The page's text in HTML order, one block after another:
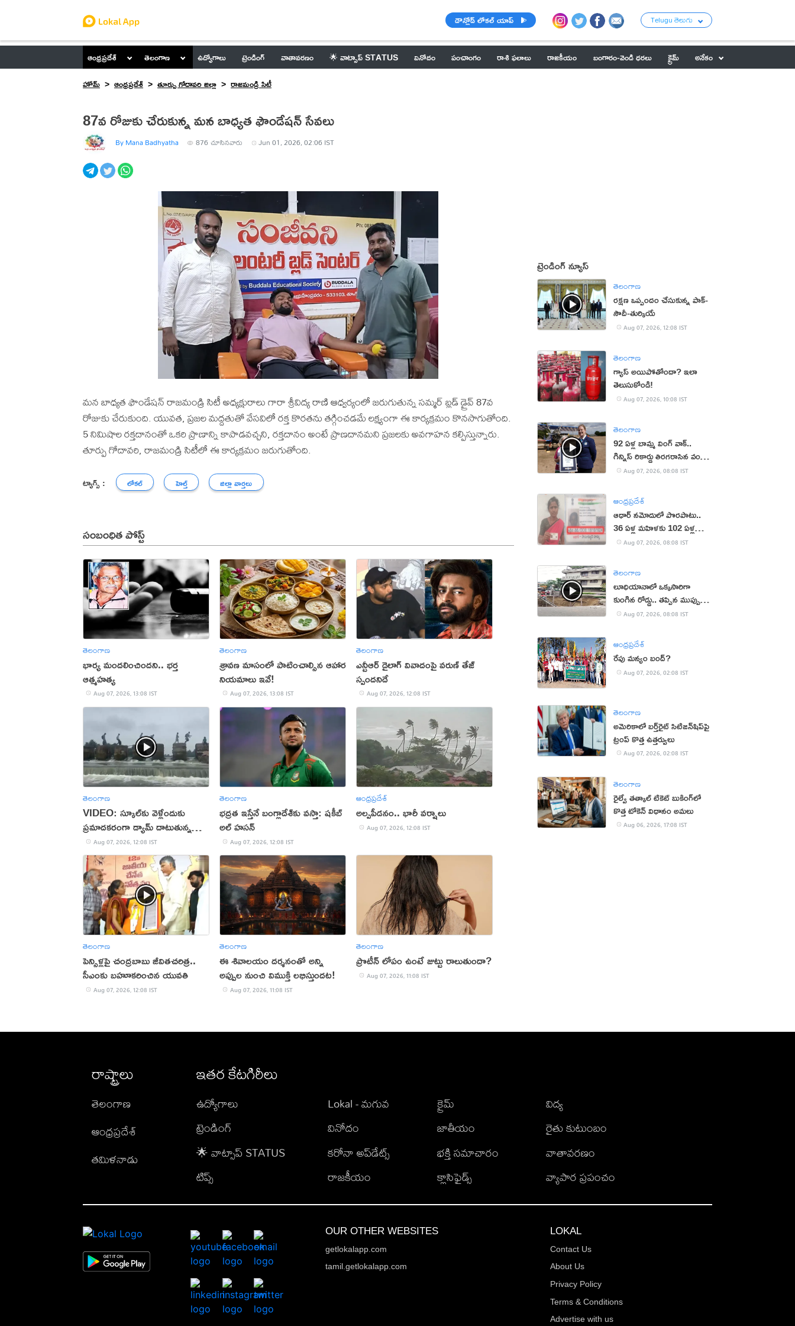
డౌన్లోడ్ లోకల్ యాప్ Telugu తెలుగు
ఆంధ్రప్రదేశ్ తెలంగాణ ఉద్యోగాలు ట్రెండింగ్ వాతావరణం 🌟 వాట్సాప్ STATUS వినోదం పంచాంగం రాశి ఫలాలు రాజకీయం బంగారం-వెండి ధరలు క్రైమ్
అనేకం
హోమ్
ఆంధ్రప్రదేశ్ తూర్పు గోదావరి జిల్లా రాజమండ్రి సిటీ
87వ రోజుకు చేరుకున్న మన బాధ్యత ఫౌండేషన్ సేవలు
By Mana Badhyatha 876 చూసినవారు Jun 01, 2026, 02:06 IST
మన బాధ్యత ఫౌండేషన్ రాజమండ్రి సిటీ అధ్యక్షురాలు గారా శ్రీవిద్య రాణి ఆధ్వర్యంలో జరుగుతున్న సమ్మర్ బ్లడ్ డ్రైవ్ 87వ
రోజుకు చేరుకుంది. యువత, ప్రజల మద్దతుతో వేసవిలో రక్త కొరతను తగ్గించడమే లక్ష్యంగా ఈ కార్యక్రమం కొనసాగుతోంది.
5 నిమిషాల రక్తదానంతో ఒకరి ప్రాణాన్ని కాపాడవచ్చని, రక్తదానం అంటే ప్రాణదానమని ప్రజలకు అవగాహన కల్పిస్తున్నారు.
తూర్పు గోదావరి, రాజమండ్రి సిటీలో ఈ కార్యక్రమం జరుగుతోంది.
ట్యాగ్స్ : లోకల్ హెల్త్ జిల్లా వార్తలు
సంబంధిత పోస్ట్
తెలంగాణ
భార్య మందలించిందని.. భర్త
ఆత్మహత్య
Aug 07, 2026, 13:08 IST
తెలంగాణ
శ్రావణ మాసంలో పాటించాల్సిన ఆహార
నియమాలు ఇవే!
Aug 07, 2026, 13:08 IST
తెలంగాణ
ఎన్టీఆర్ డైలాగ్ వివాదంపై వరుణ్ తేజ్
స్పందనిదే
Aug 07, 2026, 12:08 IST
తెలంగాణ
VIDEO: స్కూల్‌కు వెళ్లేందుకు
ప్రమాదకరంగా డ్యామ్‌ దాటుతున్న
విద్యార్థులు
Aug 07, 2026, 12:08 IST
తెలంగాణ
భద్రత ఇస్తేనే బంగ్లాదేశ్‌కు వస్తా: షకీబ్
అల్ హసన్
Aug 07, 2026, 12:08 IST
ఆంధ్రప్రదేశ్
అల్పపీడనం.. భారీ వర్షాలు
Aug 07, 2026, 12:08 IST
తెలంగాణ
పెన్సిళ్లపై చంద్రబాబు జీవితచరిత్ర..
సీఎంకు బహూకరించిన యువతి
Aug 07, 2026, 12:08 IST
తెలంగాణ
ఈ శివాలయం దర్శనంతో అన్ని
అప్పుల నుంచి విముక్తి లభిస్తుందట!
Aug 07, 2026, 11:08 IST
తెలంగాణ
ప్రొటీన్ లోపం ఉంటే జుట్టు రాలుతుందా?
Aug 07, 2026, 11:08 IST
ట్రెండింగ్ న్యూస్
తెలంగాణ
రక్షణ ఒప్పందం చేసుకున్న పాక్‌-
సౌదీ-తుర్కియే
Aug 07, 2026, 12:08 IST
తెలంగాణ
గ్యాస్ అయిపోతోందా? ఇలా
తెలుసుకోండి!
Aug 07, 2026, 10:08 IST
తెలంగాణ
92 ఏళ్ల బామ్మ వింగ్ వాక్..
గిన్నిస్ రికార్డు తిరగరాసిన వండర్
ఉమెన్Aug 07, 2026, 08:08 IST
ఆంధ్రప్రదేశ్
ఆధార్‌ నమోదులో పొరపాటు..
36 ఏళ్ల మహిళకు 102 ఏళ్ల
వయసు!
Aug 07, 2026, 08:08 IST
తెలంగాణ
లూధియానాలో ఒక్కసారిగా
కుంగిన రోడ్డు.. తప్పిన ముప్పు
(వీడియో)
Aug 07, 2026, 08:08 IST
ఆంధ్రప్రదేశ్
రేపు మన్యం బంద్‌?
Aug 07, 2026, 02:08 IST
తెలంగాణ
అమెరికాలో బర్త్‌రైట్ సిటిజన్‌షిప్‌పై
ట్రంప్ కొత్త ఉత్తర్వులు
Aug 07, 2026, 02:08 IST
తెలంగాణ
రైల్వే తత్కాల్ టికెట్ బుకింగ్‌లో
కొత్త టోకెన్ విధానం అమలు
Aug 06, 2026, 17:08 IST
రాష్ట్రాలు
తెలంగాణ
ఆంధ్రప్రదేశ్
తమిళనాడు
ఇతర కేటగిరీలు
ఉద్యోగాలు
ట్రెండింగ్
🌟 వాట్సాప్ STATUS
టిప్స్
Lokal - మగువ
వినోదం
కరోనా అప్‌డేట్స్
రాజకీయం
క్రైమ్
జాతీయం
భక్తి సమాచారం
క్లాసిఫైడ్స్
విద్య
రైతు కుటుంబం
వాతావరణం
వ్యాపార ప్రపంచం
OUR OTHER WEBSITES
getlokalapp.com
tamil.getlokalapp.com
LOKAL
Contact Us
About Us
Privacy Policy
Terms & Conditions
Advertise with us